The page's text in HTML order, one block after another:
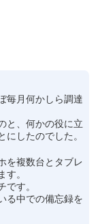
毎月何かしら調達
と、何かの役に立
したのでした。
を複数台とタブレ
す。
です。
る中での備忘録を